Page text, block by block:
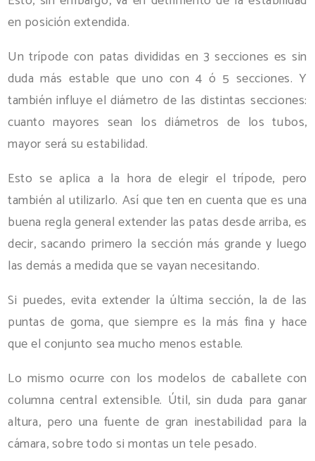
en posición extendida.
Un trípode con patas divididas en 3 secciones es sin
duda más estable que uno con 4 ó 5 secciones. Y
también influye el diámetro de las distintas secciones:
cuanto mayores sean los diámetros de los tubos,
mayor será su estabilidad.
Esto se aplica a la hora de elegir el trípode, pero
también al utilizarlo. Así que ten en cuenta que es una
buena regla general extender las patas desde arriba, es
decir, sacando primero la sección más grande y luego
las demás a medida que se vayan necesitando.
Si puedes, evita extender la última sección, la de las
puntas de goma, que siempre es la más fina y hace
que el conjunto sea mucho menos estable.
Lo mismo ocurre con los modelos de caballete con
columna central extensible. Útil, sin duda para ganar
altura, pero una fuente de gran inestabilidad para la
cámara, sobre todo si montas un tele pesado.